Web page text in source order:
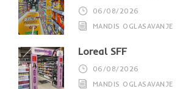
06/08/2026
MANDIS OGLASAVANJE
Loreal SFF
06/08/2026
MANDIS OGLASAVANJE